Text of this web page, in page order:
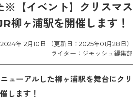
※【イベント】クリスマス
柳ヶ浦駅を開催します！
年12月10日 （更新日：2025年01月28日）
ライター：ジモッシュ編集部
ューアルした柳ヶ浦駅を舞台にクリ
します！